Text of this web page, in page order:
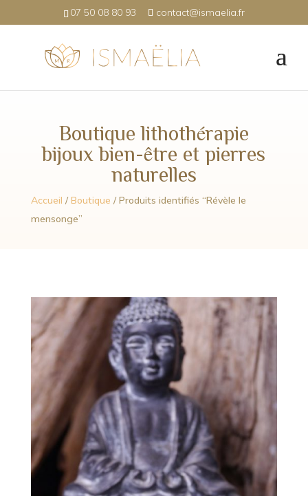
07 50 08 80 93 contact@ismaelia.fr
Boutique lithothérapie
bijoux bien-être et pierres
naturelles
Accueil /Boutique / Produits identifiés “Révèle le
mensonge”